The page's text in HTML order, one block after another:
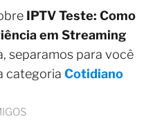
IPTV Teste: Como
em Streaming
separamos para você
categoria Cotidiano